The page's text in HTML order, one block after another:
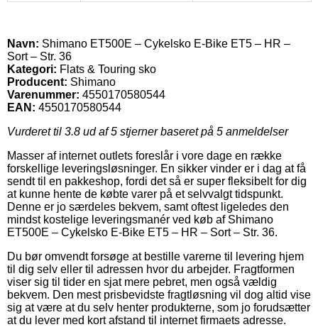
Navn: Shimano ET500E – Cykelsko E-Bike ET5 – HR –
Sort – Str. 36
Kategori: Flats & Touring sko
Producent: Shimano
Varenummer: 4550170580544
EAN: 4550170580544
Vurderet til 3.8 ud af 5 stjerner baseret på 5 anmeldelser
Masser af internet outlets foreslår i vore dage en række
forskellige leveringsløsninger. En sikker vinder er i dag at få
sendt til en pakkeshop, fordi det så er super fleksibelt for dig
at kunne hente de købte varer på et selvvalgt tidspunkt.
Denne er jo særdeles bekvem, samt oftest ligeledes den
mindst kostelige leveringsmanér ved køb af Shimano
ET500E – Cykelsko E-Bike ET5 – HR – Sort – Str. 36.
Du bør omvendt forsøge at bestille varerne til levering hjem
til dig selv eller til adressen hvor du arbejder. Fragtformen
viser sig til tider en sjat mere pebret, men også vældig
bekvem. Den mest prisbevidste fragtløsning vil dog altid vise
sig at være at du selv henter produkterne, som jo forudsætter
at du lever med kort afstand til internet firmaets adresse.